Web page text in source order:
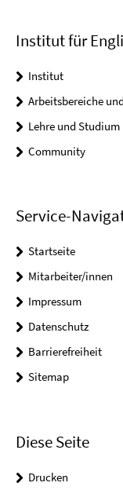
Institut für
Institut
Arbeitsbereiche
Lehre und Studium
Community
Service-
Startseite
Mitarbeiter/innen
Impressum
Datenschutz
Barrierefreiheit
Sitemap
Diese Seite
Drucken